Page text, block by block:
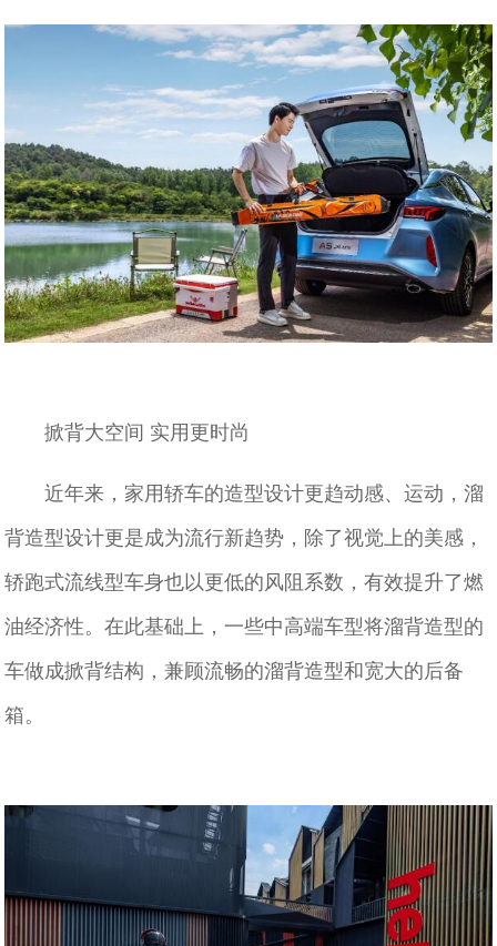
掀背大空间 实用更时尚
近年来，家用轿车的造型设计更趋动感、运动，溜
背造型设计更是成为流行新趋势，除了视觉上的美感，
轿跑式流线型车身也以更低的风阻系数，有效提升了燃
油经济性。在此基础上，一些中高端车型将溜背造型的
车做成掀背结构，兼顾流畅的溜背造型和宽大的后备
箱。